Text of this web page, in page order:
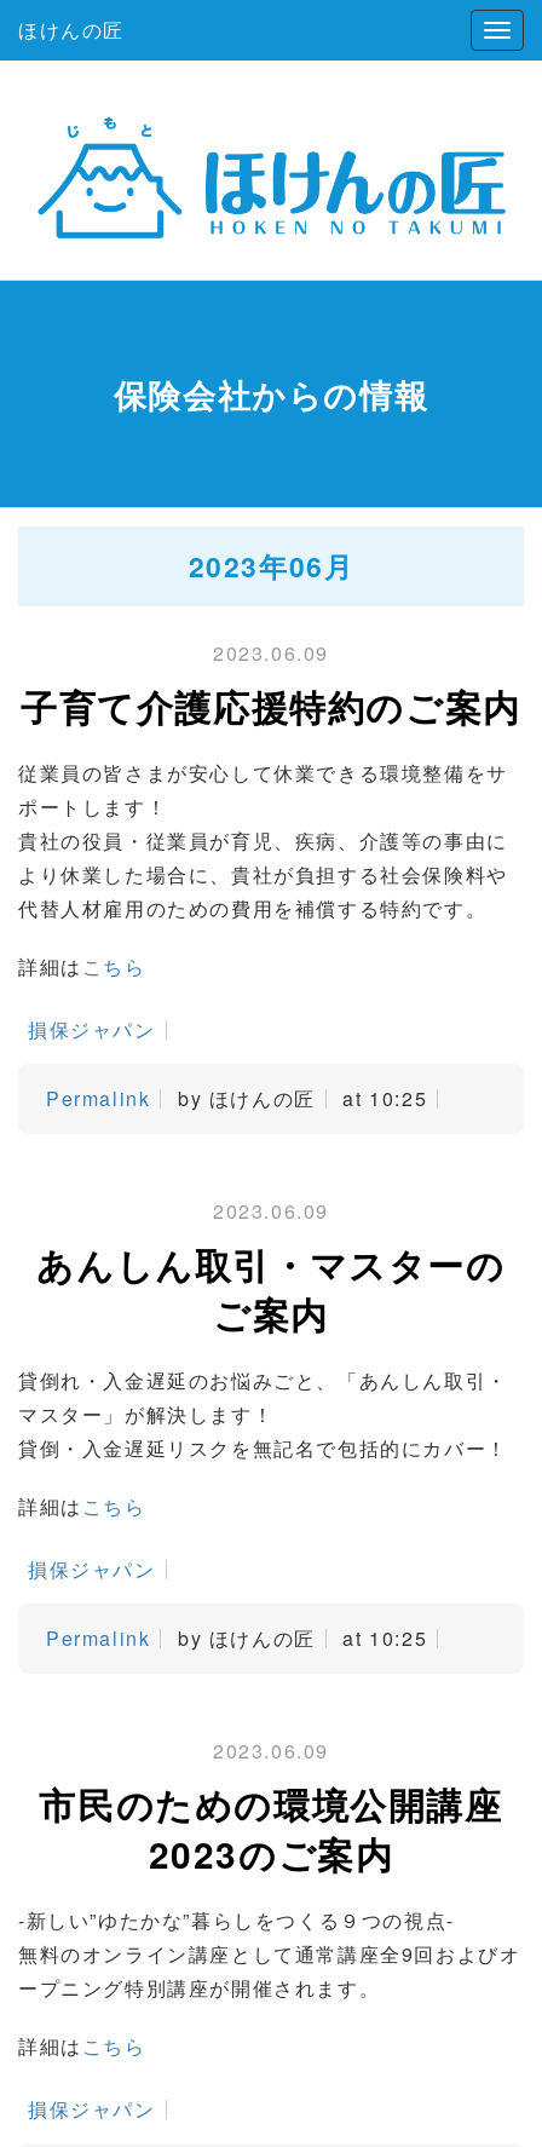
ほけんの匠
保険会社からの情報
2023年06月
2023.06.09
子育て介護応援特約のご案内
従業員の皆さまが安心して休業できる環境整備をサ
ポートします！
貴社の役員・従業員が育児、疾病、介護等の事由に
より休業した場合に、貴社が負担する社会保険料や
代替人材雇用のための費用を補償する特約です。
詳細は こちら
損保ジャパン
Permalink by ほけんの匠 at 10:25
2023.06.09
あんしん取引・マスターの
ご案内
貸倒れ・入金遅延のお悩みごと、「あんしん取引・
マスター」が解決します！
貸倒・入金遅延リスクを無記名で包括的にカバー！
詳細は こちら
損保ジャパン
Permalink by ほけんの匠 at 10:25
2023.06.09
市民のための環境公開講座
2023のご案内
-新しい”ゆたかな”暮らしをつくる９つの視点-
無料のオンライン講座として通常講座全9回およびオ
ープニング特別講座が開催されます。
詳細は こちら
損保ジャパン